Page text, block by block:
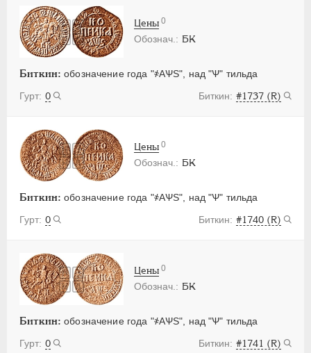
БК
Биткин: обозначение года "҂АѰS", над "Ѱ" тильда
0
#1737 (R)
Цены 0
БК
Биткин: обозначение года "҂АѰS", над "Ѱ" тильда
0
#1740 (R)
Цены 0
БК
Биткин: обозначение года "҂АѰS", над "Ѱ" тильда
0
#1741 (R)
Цены 0